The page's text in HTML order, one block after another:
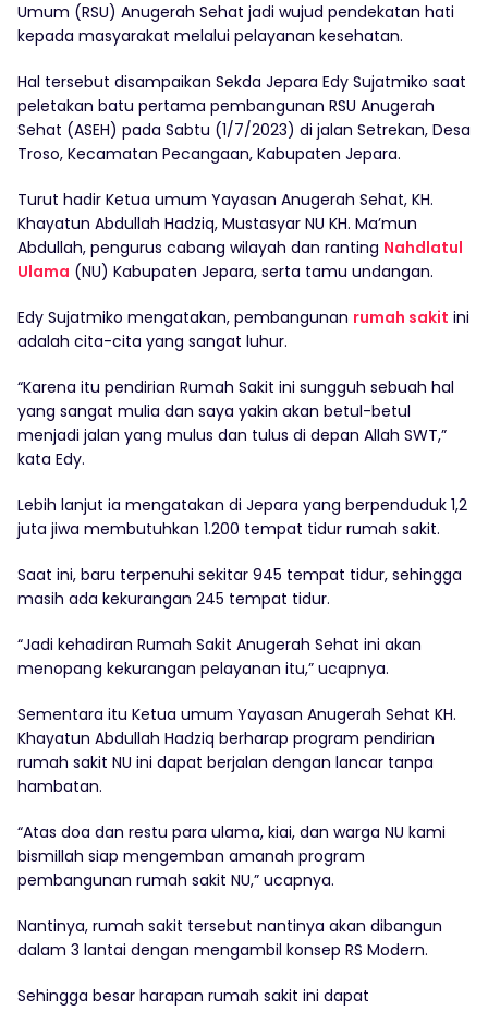
Umum (RSU) Anugerah Sehat jadi wujud pendekatan hati
kepada masyarakat melalui pelayanan kesehatan.
Hal tersebut disampaikan Sekda Jepara Edy Sujatmiko saat
peletakan batu pertama pembangunan RSU Anugerah
Sehat (ASEH) pada Sabtu (1/7/2023) di jalan Setrekan, Desa
Troso, Kecamatan Pecangaan, Kabupaten Jepara.
Turut hadir Ketua umum Yayasan Anugerah Sehat, KH.
Khayatun Abdullah Hadziq, Mustasyar NU KH. Ma’mun
Abdullah, pengurus cabang wilayah dan ranting Nahdlatul
Ulama (NU) Kabupaten Jepara, serta tamu undangan.
Edy Sujatmiko mengatakan, pembangunan rumah sakit ini
adalah cita-cita yang sangat luhur.
“Karena itu pendirian Rumah Sakit ini sungguh sebuah hal
yang sangat mulia dan saya yakin akan betul-betul
menjadi jalan yang mulus dan tulus di depan Allah SWT,”
kata Edy.
Lebih lanjut ia mengatakan di Jepara yang berpenduduk 1,2
juta jiwa membutuhkan 1.200 tempat tidur rumah sakit.
Saat ini, baru terpenuhi sekitar 945 tempat tidur, sehingga
masih ada kekurangan 245 tempat tidur.
“Jadi kehadiran Rumah Sakit Anugerah Sehat ini akan
menopang kekurangan pelayanan itu,” ucapnya.
Sementara itu Ketua umum Yayasan Anugerah Sehat KH.
Khayatun Abdullah Hadziq berharap program pendirian
rumah sakit NU ini dapat berjalan dengan lancar tanpa
hambatan.
“Atas doa dan restu para ulama, kiai, dan warga NU kami
bismillah siap mengemban amanah program
pembangunan rumah sakit NU,” ucapnya.
Nantinya, rumah sakit tersebut nantinya akan dibangun
dalam 3 lantai dengan mengambil konsep RS Modern.
Sehingga besar harapan rumah sakit ini dapat